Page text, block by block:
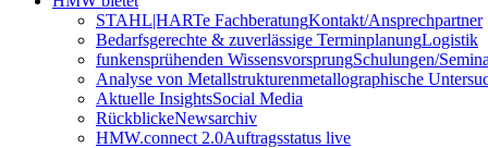
STAHL|HARTe FachberatungKontakt/Ansprechpartner
Bedarfsgerechte & zuverlässige TerminplanungLogistik
funkensprühenden WissensvorsprungSchulungen/
Analyse von Metallstrukturenmetallographische
Aktuelle InsightsSocial Media
RückblickeNewsarchiv
HMW.connect 2.0Auftragsstatus live